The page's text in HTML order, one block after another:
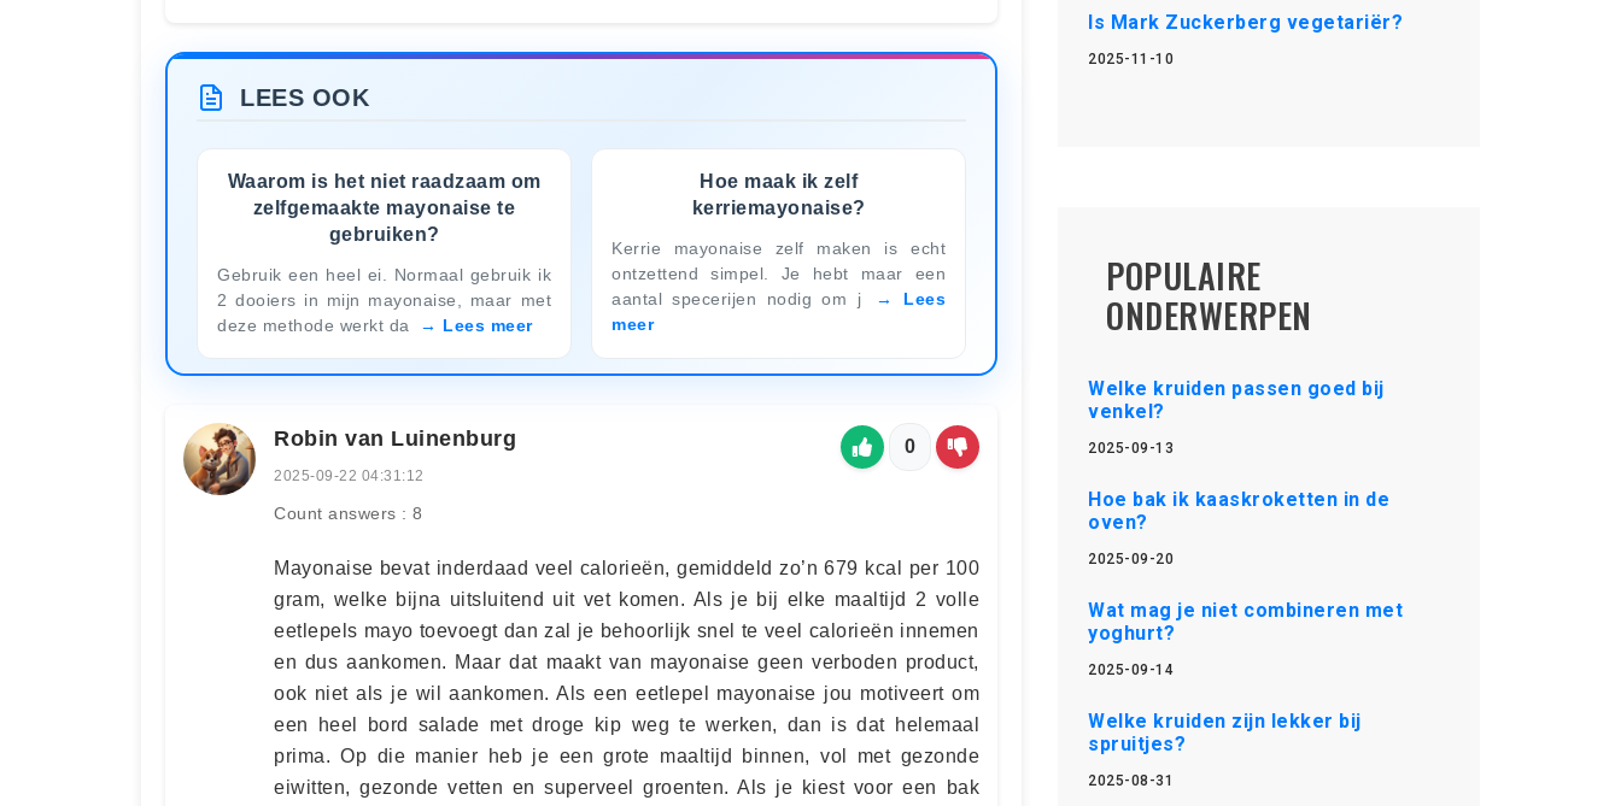
LEES OOK
Waarom is het niet raadzaam om
zelfgemaakte mayonaise te
gebruiken?
Gebruik een heel ei. Normaal gebruik ik
2 dooiers in mijn mayonaise, maar met
deze methode werkt da
Lees meer
Hoe maak ik zelf
kerriemayonaise?
Kerrie mayonaise zelf maken is echt
ontzettend simpel. Je hebt maar een
aantal specerijen nodig om j
Lees
meer
Robin van Luinenburg
2025-09-22 04:31:12
Count answers : 8
0
Mayonaise bevat inderdaad veel calorieën, gemiddeld zo’n 679 kcal per 100
gram, welke bijna uitsluitend uit vet komen. Als je bij elke maaltijd 2 volle
eetlepels mayo toevoegt dan zal je behoorlijk snel te veel calorieën innemen
en dus aankomen. Maar dat maakt van mayonaise geen verboden product,
ook niet als je wil aankomen. Als een eetlepel mayonaise jou motiveert om
een heel bord salade met droge kip weg te werken, dan is dat helemaal
prima. Op die manier heb je een grote maaltijd binnen, vol met gezonde
eiwitten, gezonde vetten en superveel groenten. Als je kiest voor een bak
Is Mark Zuckerberg vegetariër?
2025-11-10
POPULAIRE
ONDERWERPEN
Welke kruiden passen goed bij
venkel?
2025-09-13
Hoe bak ik kaaskroketten in de
oven?
2025-09-20
Wat mag je niet combineren met
yoghurt?
2025-09-14
Welke kruiden zijn lekker bij
spruitjes?
2025-08-31